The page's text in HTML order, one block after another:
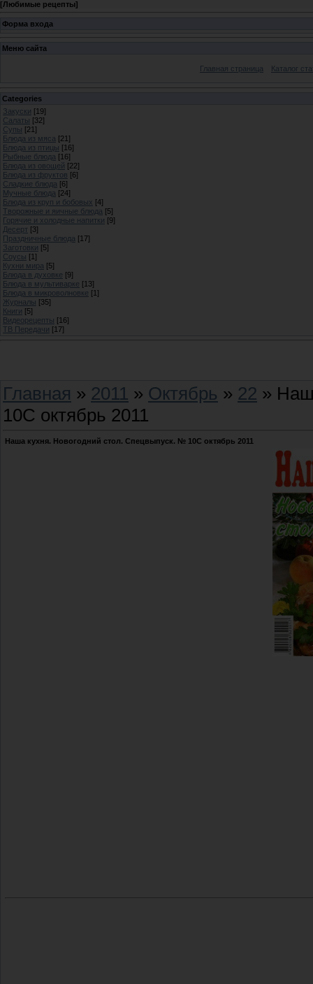
[Любимые рецепты]
Форма входа
Меню сайта
Главная страница Каталог
Categories
Закуски [19]
Салаты [32]
Супы [21]
Блюда из мяса [21]
Блюда из птицы [16]
Рыбные блюда [16]
Блюда из овощей [22]
Блюда из фруктов [6]
Сладкие блюда [6]
Мучные блюда [24]
Блюда из круп и бобовых [4]
Творожные и яичные блюда [5]
Горячие и холодные напитки [9]
Десерт [3]
Праздничные блюда [17]
Заготовки [5]
Соусы [1]
Кухни мира [5]
Блюда в духовке [9]
Блюда в мультиварке [13]
Блюда в микроволновке [1]
Журналы [35]
Книги [5]
Видеорецепты [16]
ТВ Передачи [17]
Главная » 2011 » Октябрь » 22 »
10C октябрь 2011
Наша кухня. Новогодний стол. Спецвыпуск. № 10C октябрь 2011